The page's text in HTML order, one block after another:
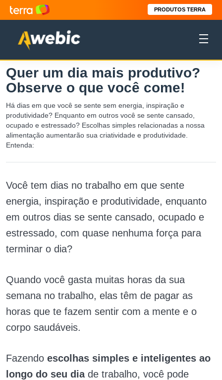
PRODUTOS TERRA
Quer um dia mais produtivo?
Observe o que você come!
Há dias em que você se sente sem energia, inspiração e
produtividade? Enquanto em outros você se sente cansado,
ocupado e estressado? Escolhas simples relacionadas a nossa
alimentação aumentarão sua criatividade e produtividade.
Entenda:
Você tem dias no trabalho em que sente
energia, inspiração e produtividade, enquanto
em outros dias se sente cansado, ocupado e
estressado, com quase nenhuma força para
terminar o dia?
Quando você gasta muitas horas da sua
semana no trabalho, elas têm de pagar as
horas que te fazem sentir com a mente e o
corpo saudáveis.
Fazendo escolhas simples e inteligentes ao
longo do seu diade trabalho, você pode